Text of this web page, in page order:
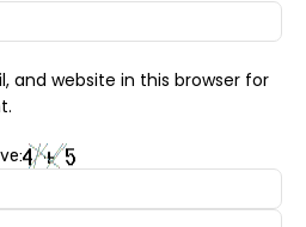
and website in this browser for